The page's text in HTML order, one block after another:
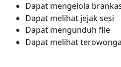
Dapat mengelola
Dapat melihat jejak sesi
Dapat mengunduh file
Dapat melihat